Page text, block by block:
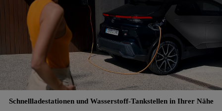
Schnellladestationen und Wasserstoff-Tankstellen in Ihrer Nähe